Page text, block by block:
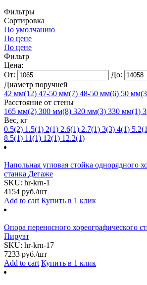
Фильтры
Сортировка
По умолчанию
По цене
По цене
Фильтр
Цена:
От:
До:
Диаметр поручней
42 мм(12) 47-50 мм(7) 48-50 мм(6) 50 мм
Расстояние от стены
165 мм(2) 300 мм(8) 320 мм(3) 330 мм(1)
Вес, кг
0.5(2) 1.5(1) 2(1) 2.6(1) 2.7(1) 3(3) 4(1) 5.2
8.5(1) 11(1) 12(1) 12.2(1)
Напольная угловая стойка однорядного
станка Дегаже
SKU: hr-krn-1
4154 руб./шт
Add to cart Купить в 1 клик
Опора переносного хореографического
Пируэт
SKU: hr-krn-17
7233 руб./шт
Add to cart Купить в 1 клик